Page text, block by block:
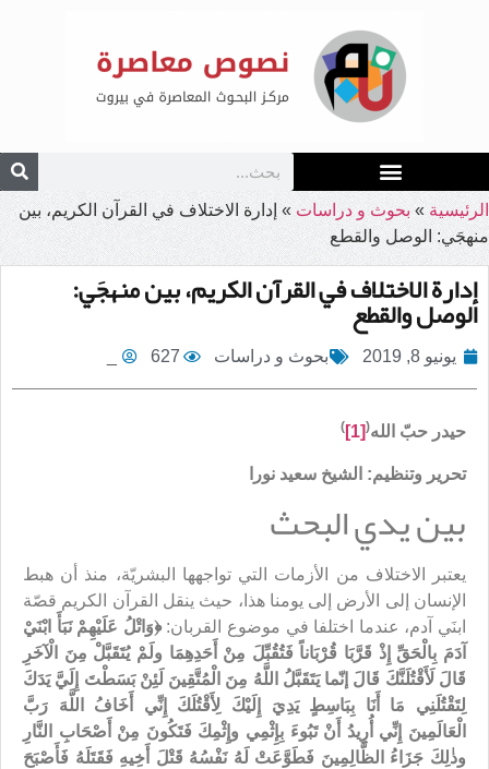
الرئيسية » بحوث و دراسات » إدارة الاختلاف في القرآن الكريم، بين
منهجَي: الوصل والقطع
إدارة الاختلاف في القرآن الكريم، بين منهجَي:
الوصل والقطع
يونيو 8, 2019 بحوث و دراسات 627
حيدر حبّ الله(
[1]
)
تحرير وتنظيم: الشيخ سعيد نورا
بين يدي البحث
يعتبر الاختلاف من الأزمات التي تواجهها البشريّة، منذ أن هبط
الإنسان إلى الأرض إلى يومنا هذا، حيث ينقل القرآن الكريم قصّة
ابنَي آدم، عندما اختلفا في موضوع القربان:﴿وَاتْلُ عَلَيْهِمْ نَبَأَ ابْنَيْ
آدَمَ بِالْحَقِّ إِذْ قَرَّبَا قُرْبَاناً فَتُقُبِّلَ مِنْ أَحَدِهِمَا ولَمْ يُتَقَبَّلْ مِنَ الْآخَرِ
قَالَ لَأَقْتُلَنَّكَ قَالَ إنّما يَتَقَبَّلُ اللَّهُ مِنَ الْمُتَّقِينَ لَئِنْ بَسَطْتَ إِلَيَّ يَدَكَ
لِتَقْتُلَنِي مَا أَنَا بِبَاسِطٍ يَدِيَ إِلَيْكَ لِأَقْتُلَكَ إِنِّي أَخَافُ اللَّهَ رَبَّ
الْعَالَمِينَ إِنِّي أُرِيدُ أَنْ تَبُوءَ بِإِثْمِي وإِثْمِكَ فَتَكُونَ مِنْ أَصْحَابِ النَّارِ
وذٰلِكَ جَزَاءُ الظَّالِمِينَ فَطَوَّعَتْ لَهُ نَفْسُهُ قَتْلَ أَخِيهِ فَقَتَلَهُ فَأَصْبَحَ